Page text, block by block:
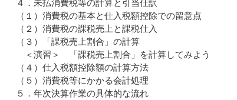
４．未払消費税等の計算と引当仕訳
（１）消費税の基本と仕入税額控除での留意点
（２）消費税の課税売上と課税仕入
（３）「課税売上割合」の計算
＜演習＞ 「課税売上割合」を計算してみよう
（４）仕入税額控除額の計算方法
（５）消費税等にかかる会計処理
５．年次決算作業の具体的な流れ